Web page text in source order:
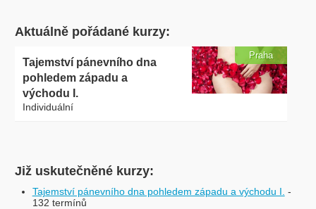
Aktuálně pořádané kurzy:
Tajemství pánevního dna
pohledem západu a
východu I.
Individuální
Praha
Již uskutečněné kurzy:
Tajemství pánevního dna pohledem západu a východu I. -
132 termínů